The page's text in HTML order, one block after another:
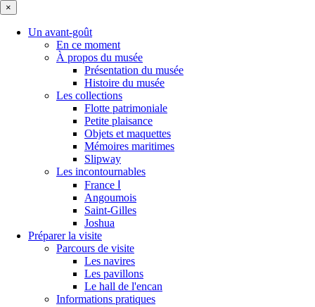
×
Un avant-goût
En ce moment
À propos du musée
Présentation du musée
Histoire du musée
Les collections
Flotte patrimoniale
Petite plaisance
Objets et maquettes
Mémoires maritimes
Slipway
Les incontournables
France Ⅰ
Angoumois
Saint-Gilles
Joshua
Préparer la visite
Parcours de visite
Les navires
Les pavillons
Le hall de l'encan
Informations pratiques